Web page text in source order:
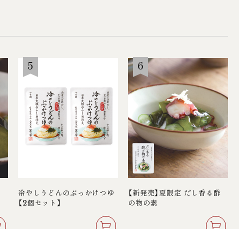
冷やしうどんのぶっかけつゆ
【2個セット】
【新発売】夏限定 だし香る酢
の物の素